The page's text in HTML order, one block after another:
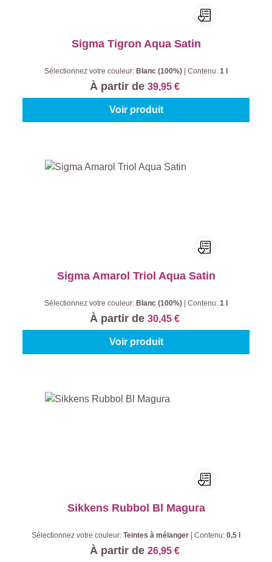
Sigma Tigron Aqua Satin
Sélectionnez votre couleur: Blanc (100%) Contenu: 1 l
À partir de 39,95 €
Voir produit
Sigma Amarol Triol Aqua Satin
Sélectionnez votre couleur: Blanc (100%) Contenu: 1 l
À partir de 30,45 €
Voir produit
Sikkens Rubbol Bl Magura
Sélectionnez votre couleur: Teintes à mélanger Contenu: 0,5 l
À partir de 26,95 €